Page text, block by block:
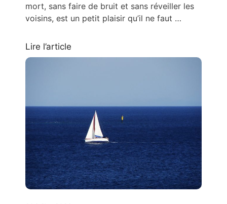
mort, sans faire de bruit et sans réveiller les
voisins, est un petit plaisir qu’il ne faut …
Lire l’article